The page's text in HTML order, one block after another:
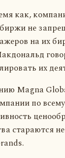
как,
не
на их
их
Magna
по
стараются